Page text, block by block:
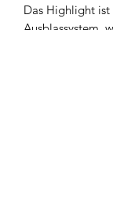
Das Highlight ist
Ausblassystem,